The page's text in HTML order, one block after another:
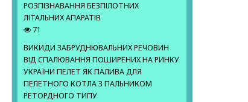
РОЗПІЗНАВАННЯ БЕЗПІЛОТНИХ
ЛІТАЛЬНИХ АПАРАТІВ
71
ВИКИДИ ЗАБРУДНЮВАЛЬНИХ РЕЧОВИН
ВІД СПАЛЮВАННЯ ПОШИРЕНИХ НА РИНКУ
УКРАЇНИ ПЕЛЕТ ЯК ПАЛИВА ДЛЯ
ПЕЛЕТНОГО КОТЛА З ПАЛЬНИКОМ
РЕТОРДНОГО ТИПУ